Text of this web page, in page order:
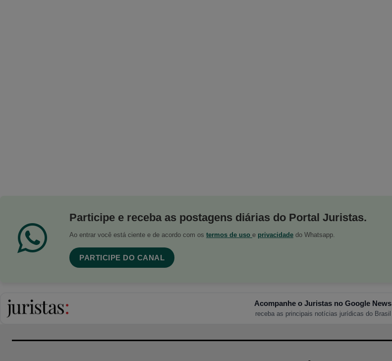
Participe e receba as postagens diárias do Portal Juristas.
Ao entrar você está ciente e de acordo com os termos de uso e privacidade do Whatsapp.
PARTICIPE DO CANAL
Acompanhe o Juristas no Google News
receba as principais notícias jurídicas do Brasil